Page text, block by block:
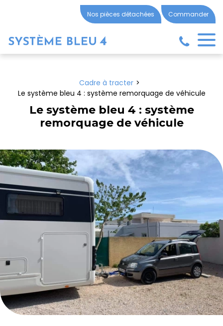
Commander
Nos pièces détachées
Cadre à tracter
Le système bleu 4 : système remorquage de véhicule
Le système bleu 4 : système
remorquage de véhicule
Panneau de gestion des cookies